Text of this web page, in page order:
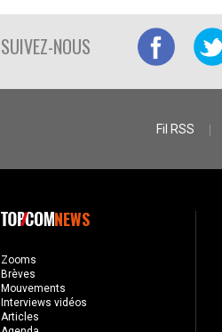
SUIVEZ-NOUS
Fil RSS
NEWS
Zooms
Brèves
Mouvements
Interviews vidéos
Articles